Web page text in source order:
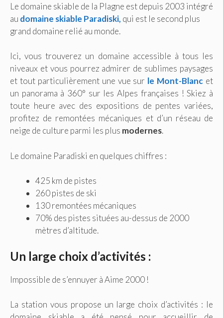
Le domaine skiable de la Plagne est depuis 2003 intégré
au domaine skiable Paradiski, qui est le second plus
grand domaine relié au monde.
Ici, vous trouverez un domaine accessible à tous les
niveaux et vous pourrez admirer de sublimes paysages
et tout particulièrement une vue sur le Mont-Blanc et
un panorama à 360° sur les Alpes françaises ! Skiez à
toute heure avec des expositions de pentes variées,
profitez de remontées mécaniques et d’un réseau de
neige de culture parmi les plus modernes.
Le domaine Paradiski en quelques chiffres :
425 km de pistes
260 pistes de ski
130 remontées mécaniques
70% des pistes situées au-dessus de 2000
mètres d’altitude.
Un large choix d’activités :
Impossible de s’ennuyer à Aime 2000 !
La station vous propose un large choix d’activités : le